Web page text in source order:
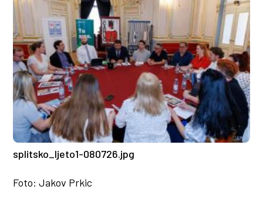
splitsko_ljeto1-080726.jpg
Foto: Jakov Prkic